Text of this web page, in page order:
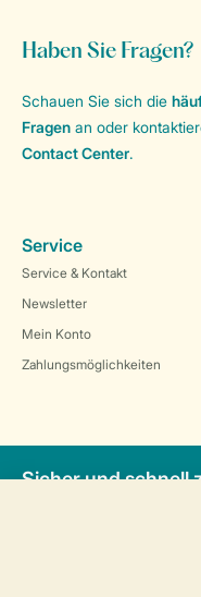
Sicher und schnell
Haben Sie Fragen?
Schauen Sie sich die
Fragen an oder
Contact Center.
Service
Service & Kontakt
Newsletter
Mein Konto
Zahlungsmöglichkeiten